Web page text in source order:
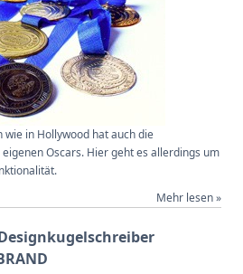
wie in Hollywood hat auch die
Oscars. Hier geht es allerdings um
Mehr lesen »